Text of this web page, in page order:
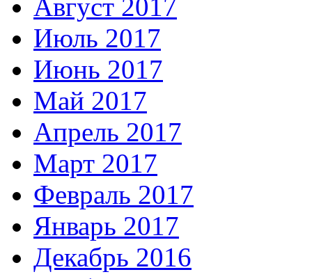
Август 2017
Июль 2017
Июнь 2017
Май 2017
Апрель 2017
Март 2017
Февраль 2017
Январь 2017
Декабрь 2016